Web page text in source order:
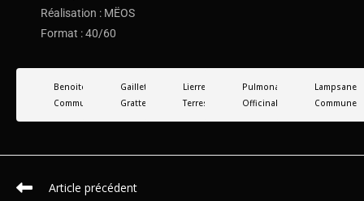
Réalisation : MËOS
Format : 40/60
Benoite
Commune
Gaillet
Gratteron
Lierre
Terrestre
Pulmonaire
Officinale
Lampsane
Commune
Article précédent